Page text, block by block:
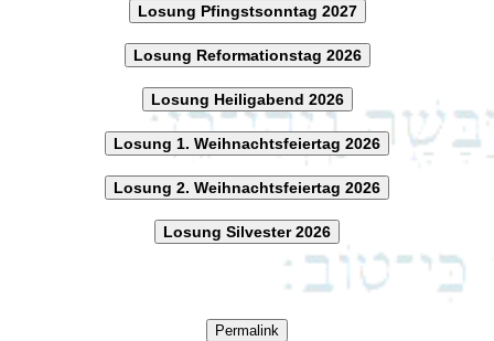
Losung Pfingstsonntag 2027
Losung Reformationstag 2026
Losung Heiligabend 2026
Losung 1. Weihnachtsfeiertag 2026
Losung 2. Weihnachtsfeiertag 2026
Losung Silvester 2026
Permalink